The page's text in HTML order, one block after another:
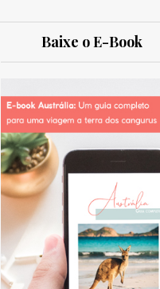
Baixe o E-Book